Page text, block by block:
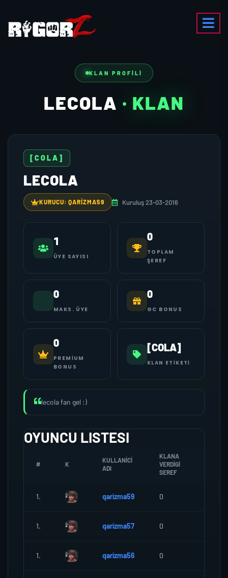
KLAN PROFILI
LECOLA · KLAN
[COLA]
LECOLA
KURUCU: QARIZMA59 Kuruluş 23-03-2016
1
ÜYE SAYISI
0
TOPLAM
ŞEREF
0
MAKS. ÜYE
0
GC BONUS
0
PREMIUM
BONUS
[COLA]
KLAN ETIKETI
lecola fan gel :)
OYUNCU LISTESI
# K
KULLANICI
ADI
KLANA
VERDIGI
SEREF
1. qarizma59 0
1. qarizma57 0
1. qarizma56 0